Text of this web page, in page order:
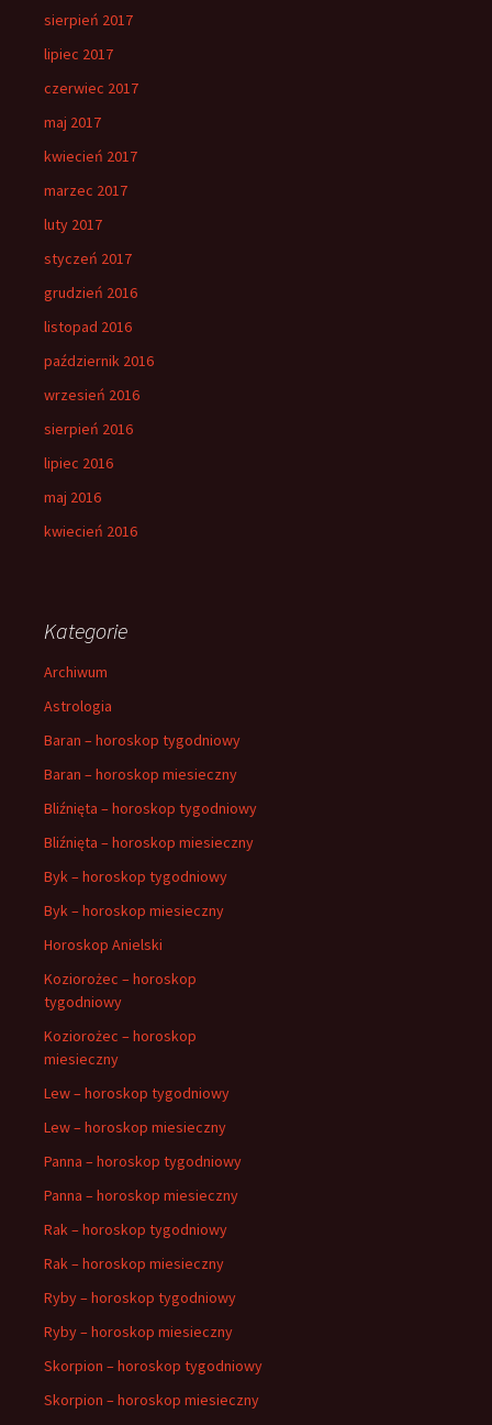
sierpień 2017
lipiec 2017
czerwiec 2017
maj 2017
kwiecień 2017
marzec 2017
luty 2017
styczeń 2017
grudzień 2016
listopad 2016
październik 2016
wrzesień 2016
sierpień 2016
lipiec 2016
maj 2016
kwiecień 2016
Kategorie
Archiwum
Astrologia
Baran – horoskop tygodniowy
Baran – horoskop miesieczny
Bliźnięta – horoskop tygodniowy
Bliźnięta – horoskop miesieczny
Byk – horoskop tygodniowy
Byk – horoskop miesieczny
Horoskop Anielski
Koziorożec – horoskop
tygodniowy
Koziorożec – horoskop
miesieczny
Lew – horoskop tygodniowy
Lew – horoskop miesieczny
Panna – horoskop tygodniowy
Panna – horoskop miesieczny
Rak – horoskop tygodniowy
Rak – horoskop miesieczny
Ryby – horoskop tygodniowy
Ryby – horoskop miesieczny
Skorpion – horoskop tygodniowy
Skorpion – horoskop miesieczny